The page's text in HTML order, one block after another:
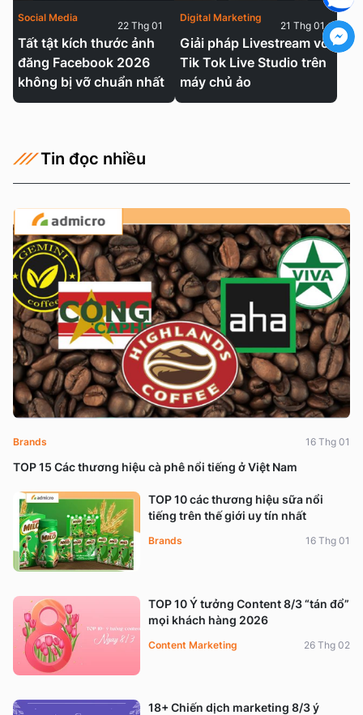
Tất tật kích thước ảnh
đăng Facebook 2026
không bị vỡ chuẩn nhất
Social Media
22 Thg 01
Giải pháp Livestream với
Tik Tok Live Studio trên
máy chủ ảo
Digital Marketing
21 Thg 01
Tin đọc nhiều
TOP 15 Các thương hiệu cà phê nổi tiếng ở Việt Nam
Brands 16 Thg 01
TOP 10 các thương hiệu sữa nổi
tiếng trên thế giới uy tín nhất
Brands 16 Thg 01
TOP 10 Ý tưởng Content 8/3 “tán đổ”
mọi khách hàng 2026
Content Marketing 26 Thg 02
18+ Chiến dịch marketing 8/3 ý